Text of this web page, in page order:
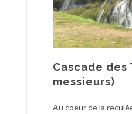
Cascade des
messieurs)
Au coeur de la